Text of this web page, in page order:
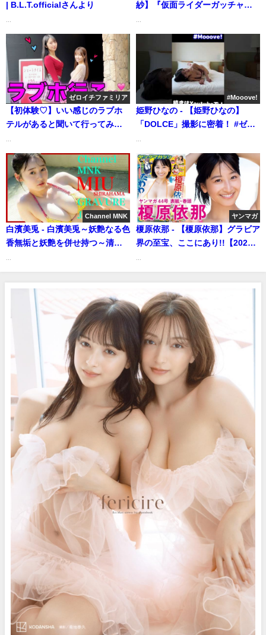
| B.L.T.officialさんより
紗】『仮面ライダーガッチャー
ル写真集『ナデシコの花』好評
Sakamaki（2024年04月15日） |
週プレChannel【集英社 週刊プ
レイボーイ公式】さんより
ゼロイチファミリア
【初体験♡】いい感じのラブホ
テルがあると聞いて行ってみた
#Mooove!
姫野ひなの - 【姫野ひなの】
「DOLCE」撮影に密着！ #ゼロ
イチTVさんより
Channel MNK
白濱美兎 - 白濱美兎～妖艶なる色
香無垢と妖艶を併せ持つ～清純
少女【21時配信】
【GRAVURE】 (Aug 29, 2025) |
Channel MNKさんより
ヤンマガ
榎原依那 - 【榎原依那】グラビア
界の至宝、ここにあり!!【2024
日） | 講談社ヤンマガchさんよ
り